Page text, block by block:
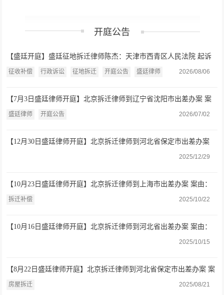
开庭公告
【盛廷开庭】盛廷征地拆迁律师陈杰：天津市西青区人民法院 起诉
收回宅基地公告案开庭公告（2026.8.7）
征收补偿 行政诉讼 征地拆迁 开庭公告 盛廷律师 2026/08/06
【7月3日盛廷律师开庭】北京拆迁律师到辽宁省沈阳市出差办案 案
由：解除协议
盛廷律师 开庭公告 2026/07/02
【12月30日盛廷律师开庭】北京拆迁律师到河北省保定市出差办案
2025/12/29
【10月23日盛廷律师开庭】北京拆迁律师到上海市出差办案 案由：
拆迁补偿合同
拆迁补偿 2025/10/22
【10月16日盛廷律师开庭】北京拆迁律师到河北省出差办案 案由：
2025/10/15
【8月22日盛廷律师开庭】北京拆迁律师到河北省保定市出差办案 案
由：民事主体间房屋拆迁补偿合同
房屋拆迁 2025/08/21